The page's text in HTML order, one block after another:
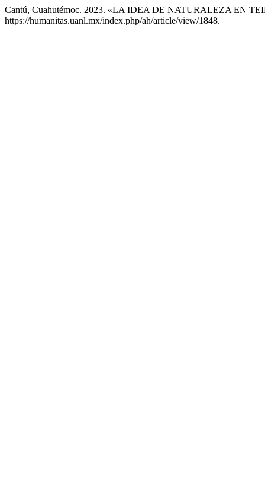
Cantú, Cuahutémoc. 2023. «LA IDEA DE NATURALEZA EN
https://humanitas.uanl.mx/index.php/ah/article/view/1848.